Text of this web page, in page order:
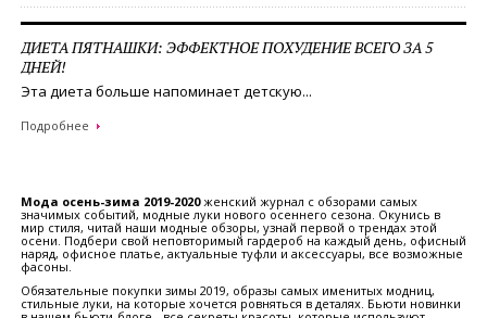
ДИЕТА ПЯТНАШКИ: ЭФФЕКТНОЕ ПОХУДЕНИЕ ВСЕГО ЗА 5
ДНЕЙ!
Эта диета больше напоминает детскую...
Подробнее
Мода осень-зима 2019-2020женский журнал с обзорами самых
значимых событий, модные луки нового осеннего сезона. Окунись в
мир стиля, читай наши модные обзоры, узнай первой о трендах этой
осени. Подбери свой неповторимый гардероб на каждый день, офисный
наряд, офисное платье, актуальные туфли и аксессуары, все возможные
фасоны.
Обязательные покупки зимы 2019, образы самых именитых модниц,
стильные луки, на которые хочется ровняться в деталях. Бьюти новинки